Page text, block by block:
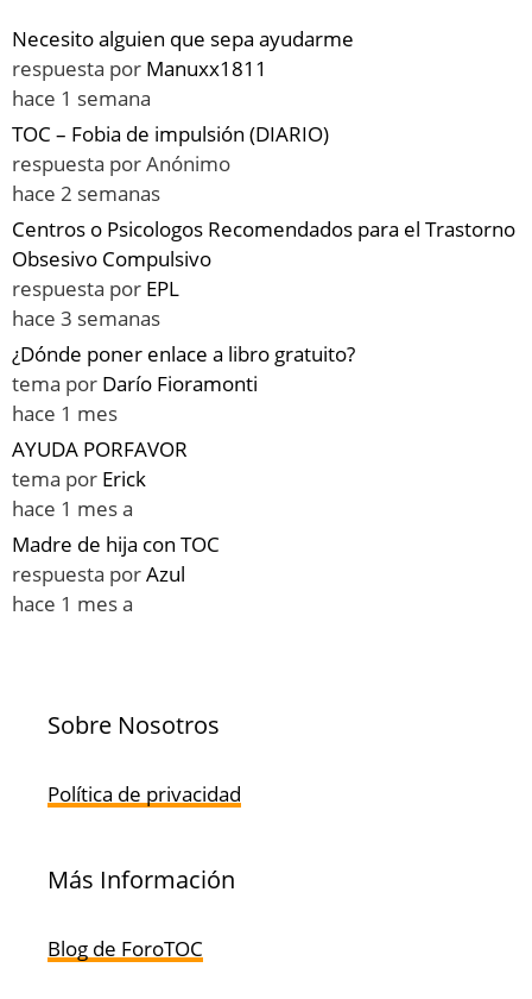
Necesito alguien que sepa ayudarme
respuesta por Manuxx1811
hace 1 semana
TOC – Fobia de impulsión (DIARIO)
respuesta porAnónimo
hace 2 semanas
Centros o Psicologos Recomendados para el Trastorno
Obsesivo Compulsivo
respuesta por EPL
hace 3 semanas
¿Dónde poner enlace a libro gratuito?
tema por Darío Fioramonti
hace 1 mes
AYUDA PORFAVOR
tema por Erick
hace 1 mes a
Madre de hija con TOC
respuesta porAzul
hace 1 mes a
Sobre Nosotros
Política de privacidad
Más Información
Blog de ForoTOC